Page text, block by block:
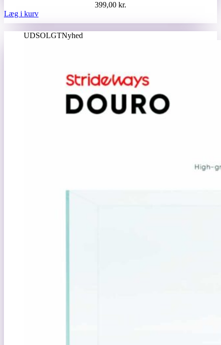
399,00 kr.
Læg i kurv
UDSOLGTNyhed